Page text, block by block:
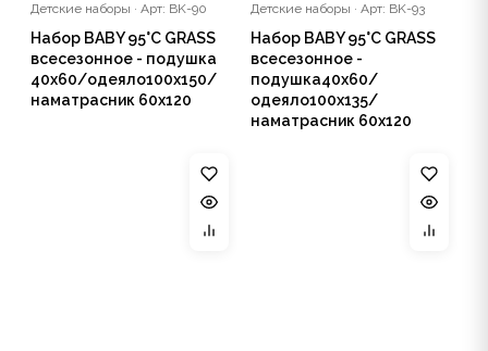
Детские наборы · Арт: BK-90
Набор BABY 95°C GRASS
всесезонное - подушка
40х60/одеяло100х150/
наматрасник 60х120
Детские наборы · Арт: BK-93
Набор BABY 95°C GRASS
всесезонное -
подушка40х60/
одеяло100х135/
наматрасник 60х120